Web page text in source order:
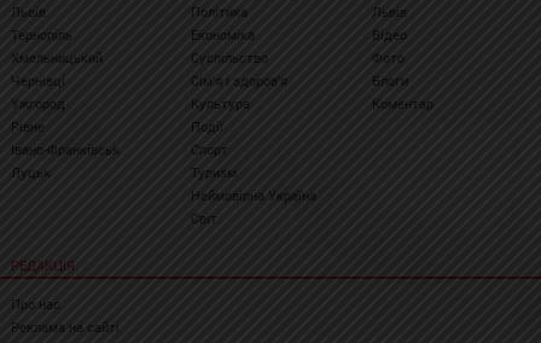
Львів
Тернопіль
Хмельницький
Чернівці
Ужгород
Рівне
Івано-Франківськ
Луцьк
Політика
Економіка
Суспільство
Сім'я і здоров'я
Культура
Події
Спорт
Туризм
Неймовірна Україна
Світ
Львів
Відео
Фото
Блоги
Коментар
РЕДАКЦІЯ
Про нас
Реклама на сайті